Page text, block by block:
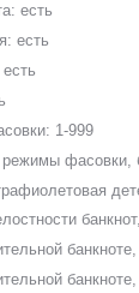
есть
есть
1-999
фасовки,